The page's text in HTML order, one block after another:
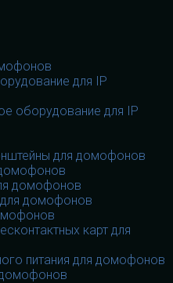
для IP
оборудование для IP
для домофонов
домофонов
домофонов
карт для
питания для домофонов